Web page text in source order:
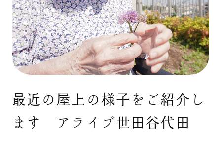
最近の屋上の様子をご紹介し
ます アライブ世田谷代田